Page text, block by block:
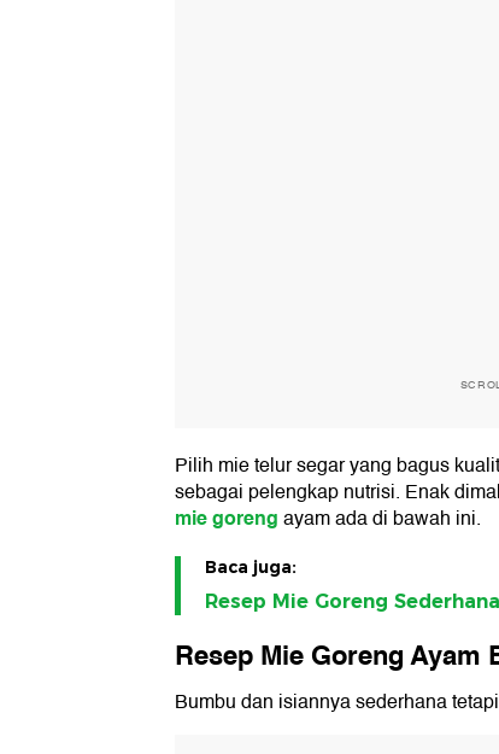
Pilih mie telur segar yang bagus
sebagai pelengkap nutrisi. Enak
mie gorengayam ada di bawah ini.
Baca juga:
Resep Mie Goreng
Resep Mie Goreng Ayam
Bumbu dan isiannya sederhana